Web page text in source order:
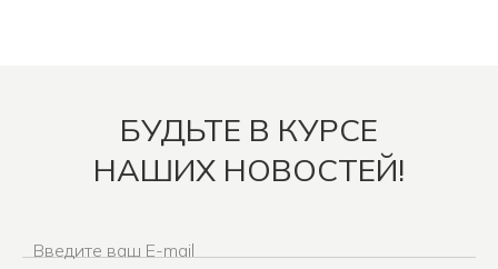
БУДЬТЕ В КУРСЕ
НАШИХ НОВОСТЕЙ!
Введите ваш E-mail